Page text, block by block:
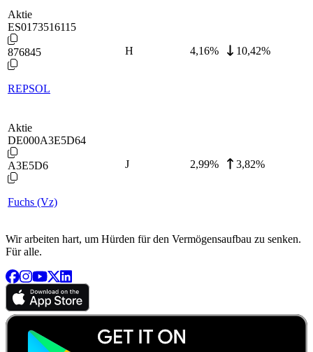
Aktie
ES0173516115
876845
REPSOL
H 4,16% 10,42%
Aktie
DE000A3E5D64
A3E5D6
Fuchs (Vz)
J 2,99% 3,82%
Wir arbeiten hart, um Hürden für den Vermögensaufbau zu senken.
Für alle.